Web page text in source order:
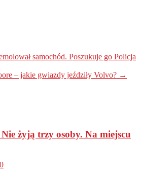
samochód. Poszukuje go Policja
– jakie gwiazdy jeździły Volvo? →
żyją trzy osoby. Na miejscu
0